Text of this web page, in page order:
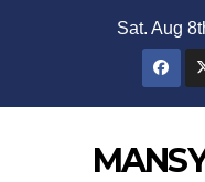
Sat. Aug